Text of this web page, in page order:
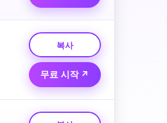
복사
무료 시작 ↗